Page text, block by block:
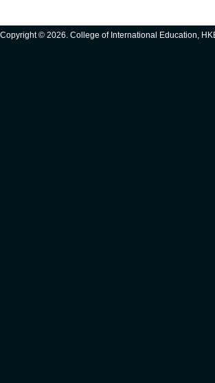
Copyright © 2026. College of International Education,